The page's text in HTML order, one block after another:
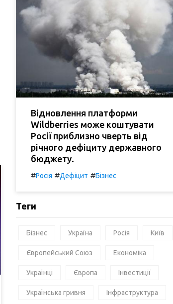
Відновлення платформи
Wildberries може коштувати
Росії приблизно чверть від
річного дефіциту державного
бюджету.
#Росія #Дефіцит #Бізнес
Теги
Бізнес Україна Росія Київ
Європейський Союз Економіка
Українці Європа Інвестиції
Українська гривня Інфраструктура